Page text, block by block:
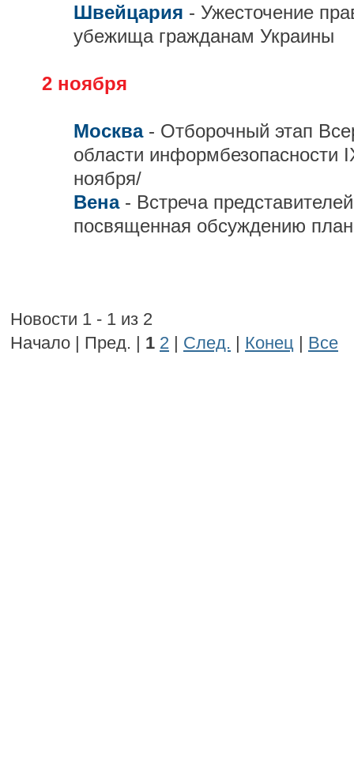
Швейцария - Ужесточение
убежища гражданам Украины
2 ноября
Москва - Отборочный этап
области информбезопасности
ноября/
Вена - Встреча
посвященная обсуждению
Новости 1 - 1 из 2
Начало | Пред. | 1 2 | След. | Конец | Все